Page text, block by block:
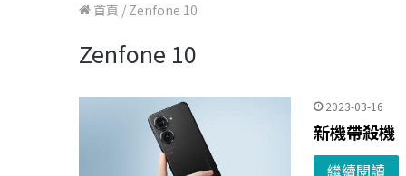
首頁 / Zenfone 10
Zenfone 10
2023-03-16
新機帶殺機
繼續閱讀